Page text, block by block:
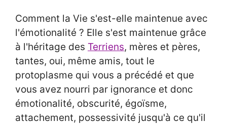
Comment la Vie s'est-elle maintenue avec
l'émotionalité ? Elle s'est maintenue grâce
à l'héritage des Terriens, mères et pères,
tantes, oui, même amis, tout le
protoplasme qui vous a précédé et que
vous avez nourri par ignorance et donc
émotionalité, obscurité, égoïsme,
attachement, possessivité jusqu'à ce qu'il